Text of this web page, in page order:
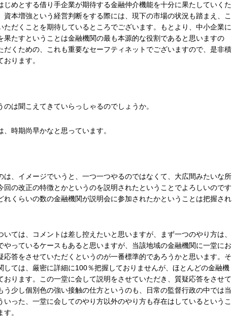
めとする借り手企業が期待する金融仲介機能を十分に果たしていくた
本増強という経営判断をする際には、現下の市場の状況も踏まえ、こ
だくことを期待しているところでございます。もとより、中小企業に
果たすということは金融機関の最も本源的な役割であると思いますの
だくための、これも重要なセーフティネットでございますので、是非積
ります。
は聞こえてきていらっしゃるのでしょうか。
時期尚早かなと思っています。
は、イメージでいうと、一つ一つやるのではなくて、大広間みたいな所
回の改正の特徴とかというのを説明されたということでよろしいのです
れくらいの数の金融機関が説明会に参加されたかということは把握され
ては、コメントは差し控えたいと思いますが、まず一つのやり方は、
っているケースもあると思いますが、当該地域の金融機関に一堂にお
答をさせていただくというのが一番標準的であろうかと思います。そ
しては、厳密に詳細に100％把握しておりませんが、ほとんどの金融機
おります。この一堂に会して説明をさせていただき、質疑応答をさせて
う少し個別色の強い接触の仕方というのも、日常の監督行政の中では当
った、一堂に会してのやり方以外のやり方も存在はしているというこ
。